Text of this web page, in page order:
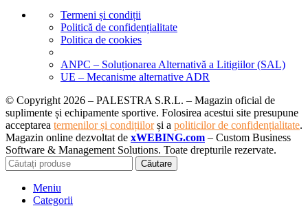
Termeni și condiții
Politică de confidențialitate
Politica de cookies
ANPC – Soluționarea Alternativă a Litigiilor (SAL)
UE – Mecanisme alternative ADR
© Copyright 2026 – PALESTRA S.R.L. – Magazin oficial de
suplimente și echipamente sportive. Folosirea acestui site presupune
acceptarea termenilor și condițiilorși a politicilor de confidențialitate.
Magazin online dezvoltat de xWEBING.com – Custom Business
Software & Management Solutions. Toate drepturile rezervate.
Căutare
Meniu
Categorii